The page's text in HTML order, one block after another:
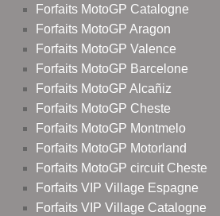
Forfaits MotoGP Catalogne
Forfaits MotoGP Aragon
Forfaits MotoGP Valence
Forfaits MotoGP Barcelone
Forfaits MotoGP Alcañiz
Forfaits MotoGP Cheste
Forfaits MotoGP Montmelo
Forfaits MotoGP Motorland
Forfaits MotoGP circuit Cheste
Forfaits VIP Village Espagne
Forfaits VIP Village Catalogne